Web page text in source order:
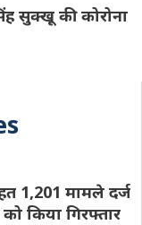
सुक्खू की कोरोना
1,201 मामले दर्ज
किया गिरफ्तार